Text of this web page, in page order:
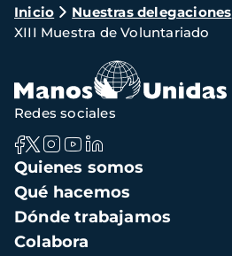
Ruta
de
navegación
Inicio Nuestras delegaciones
XIII Muestra de Voluntariado
Navegación
principal
Quienes somos
Qué hacemos
Dónde trabajamos
Colabora
Redes sociales